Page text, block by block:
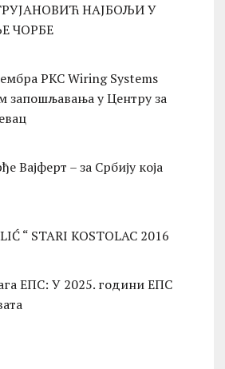
НАЈБОЉИ У
ЧОРБЕ
PKC Wiring Systems
запошљавања у Центру за
Вајферт – за Србију која
“ STARI KOSTOLAC 2016
ЕПС: У 2025. години ЕПС